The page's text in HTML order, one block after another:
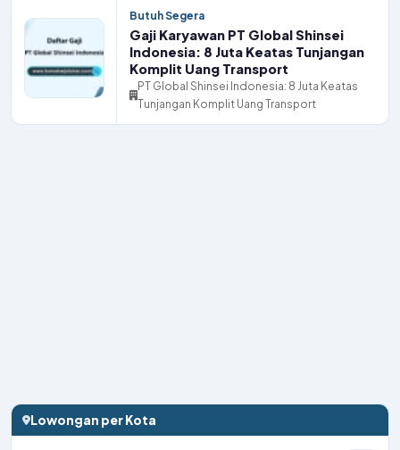
Butuh Segera
Gaji Karyawan PT Global Shinsei
Indonesia: 8 Juta Keatas Tunjangan
Komplit Uang Transport
PT Global Shinsei Indonesia: 8 Juta Keatas
Tunjangan Komplit Uang Transport
Lowongan per Kota